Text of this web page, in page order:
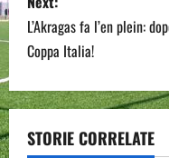
t
n
a
v
L’Akragas fa l’en plein:
Coppa Italia!
STORIE CORRELATE